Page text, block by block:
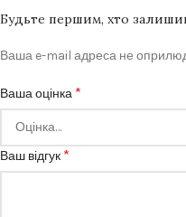
Будьте першим, хто залишив
Ваша e-mail адреса не
Ваша оцінка *
Ваш відгук *